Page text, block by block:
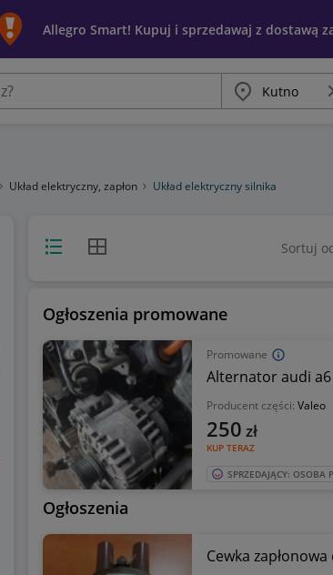
Allegro Smart! Kupuj i sprzedawaj z dostawą
Miasto
Układ elektryczny, zapłon Układ elektryczny silnika
Widok listyWidok siatki Sortuj
Ogłoszenia promowane
Promowane
Alternator audi a6
Producent części: Valeo
KUP TERAZ
250 zł
SPRZEDAJĄCY: OSOBA
Ogłoszenia
Cewka